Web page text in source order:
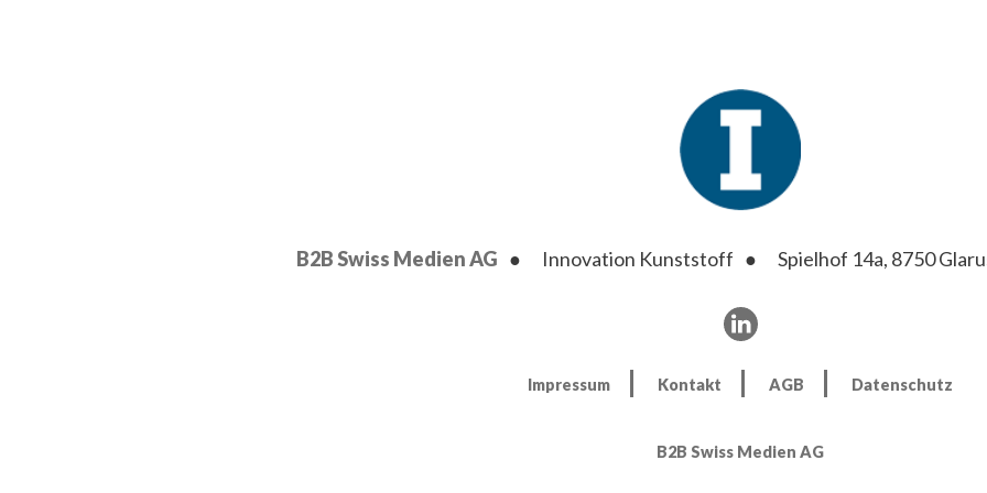
B2B Swiss Medien AG Innovation Kunststoff Spielhof 14a, 8750
Impressum Kontakt AGB Datenschutz
B2B Swiss Medien AG